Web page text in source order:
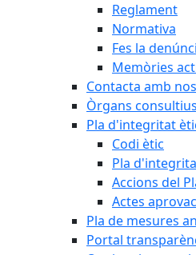
Reglament
Normativa
Fes la
Memòries
Contacta amb
Òrgans
Pla d'integritat
Codi ètic
Pla
Accions del
Actes
Pla de mesures
Portal